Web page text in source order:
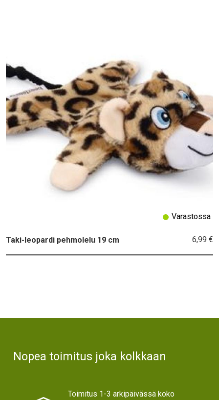
Taki-leopardi pehmolelu 19 cm 6,99 €
Varastossa
Nopea toimitus joka kolkkaan
Toimitus 1-3 arkipäivässä koko